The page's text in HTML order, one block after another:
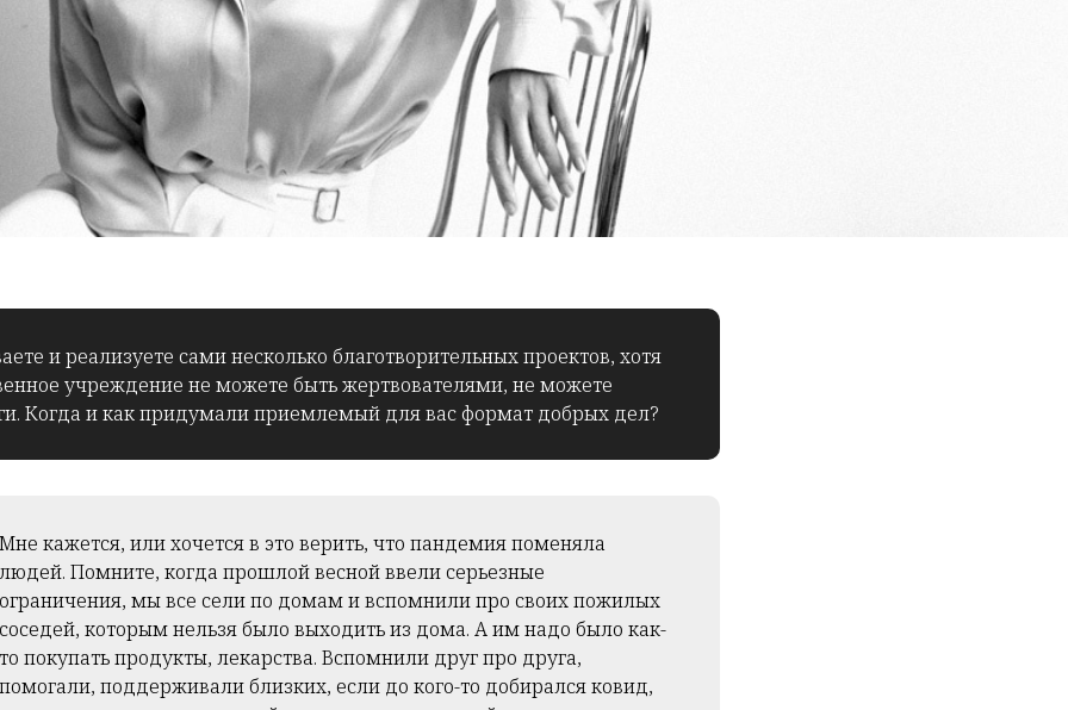
и реализуете сами несколько благотворительных проектов, хотя
учреждение не можете быть жертвователями, не можете
Когда и как придумали приемлемый для вас формат добрых дел?
Мне кажется, или хочется в это верить, что пандемия поменяла
людей. Помните, когда прошлой весной ввели серьезные
ограничения, мы все сели по домам и вспомнили про своих пожилых
соседей, которым нельзя было выходить из дома. А им надо было как-
то покупать продукты, лекарства. Вспомнили друг про друга,
помогали, поддерживали близких, если до кого-то добирался ковид,